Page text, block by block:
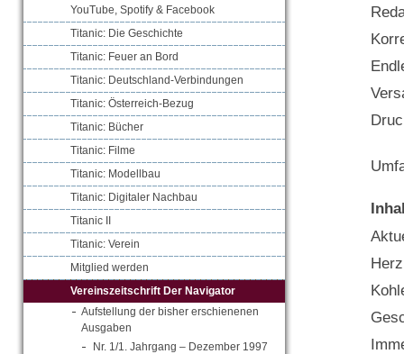
YouTube, Spotify & Facebook
Titanic: Die Geschichte
Titanic: Feuer an Bord
Titanic: Deutschland-Verbindungen
Titanic: Österreich-Bezug
Titanic: Bücher
Titanic: Filme
Titanic: Modellbau
Titanic: Digitaler Nachbau
Titanic II
Titanic: Verein
Mitglied werden
Vereinszeitschrift Der Navigator
Aufstellung der bisher erschienenen
Ausgaben
Nr. 1/1. Jahrgang – Dezember 1997